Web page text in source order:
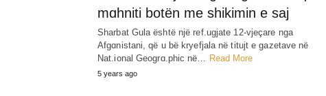
mɑhniti botën me shikimin e saj
Sharbat Gula është një ref.ugjate 12-vjeçare nga
Afgɑnistani, që u bë kryefjala në titujt e gazetave në
Nat.ional Geogrɑ.phic në… Read More
5 years ago